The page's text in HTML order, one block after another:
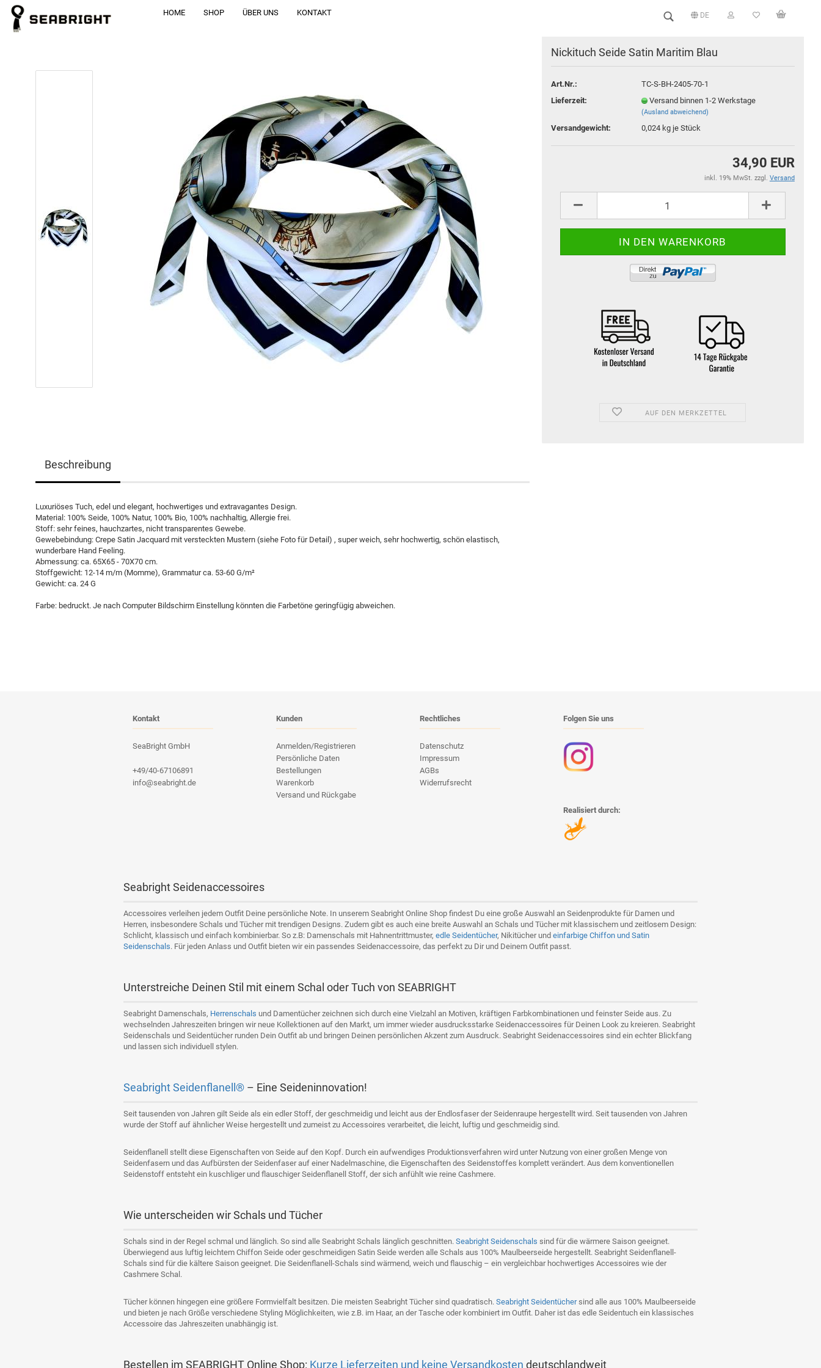
HOME SHOP ÜBER UNS KONTAKT DE
Nickituch Seide Satin Maritim Blau
Art.Nr.:
TC-S-BH-2405-70-1
Lieferzeit:
Versand binnen 1-2 Werkstage
(Ausland abweichend)
Versandgewicht: 0,024kg je Stück
34,90 EUR
inkl. 19% MwSt. zzgl. Versand
AUF DEN MERKZETTEL
Beschreibung
Luxuriöses Tuch, edel und elegant, hochwertiges und extravagantes Design.
Material: 100% Seide, 100% Natur, 100% Bio, 100% nachhaltig, Allergie frei.
Stoff: sehr feines, hauchzartes, nicht transparentes Gewebe.
Gewebebindung: Crepe Satin Jacquard mit versteckten Mustern (siehe Foto für Detail) , super weich, sehr hochwertig, schön elastisch,
wunderbare Hand Feeling.
Abmessung: ca. 65X65 - 70X70 cm.
Stoffgewicht: 12-14 m/m (Momme), Grammatur ca. 53-60 G/m²
Gewicht: ca. 24 G
Farbe: bedruckt. Je nach Computer Bildschirm Einstellung könnten die Farbetöne geringfügig abweichen.
Kontakt
SeaBright GmbH
+49/40-67106891
info@seabright.de
Kunden
Anmelden/Registrieren
Persönliche Daten
Bestellungen
Warenkorb
Versand und Rückgabe
Rechtliches
Datenschutz
Impressum
AGBs
Widerrufsrecht
Folgen Sie uns
Realisiert durch:
Seabright Seidenaccessoires
Accessoires verleihen jedem Outfit Deine persönliche Note. In unserem Seabright Online Shop findest Du eine große Auswahl an Seidenprodukte für Damen und
Herren, insbesondere Schals und Tücher mit trendigen Designs. Zudem gibt es auch eine breite Auswahl an Schals und Tücher mit klassischem und zeitlosem Design:
Schlicht, klassisch und einfach kombinierbar. So z.B: Damenschals mit Hahnentrittmuster, edle Seidentücher, Nikitücher und einfarbige Chiffon und Satin
Seidenschals. Für jeden Anlass und Outfit bieten wir ein passendes Seidenaccessoire, das perfekt zu Dir und Deinem Outfit passt.
Unterstreiche Deinen Stil mit einem Schal oder Tuch von SEABRIGHT
Seabright Damenschals, Herrenschals und Damentücher zeichnen sich durch eine Vielzahl an Motiven, kräftigen Farbkombinationen und feinster Seide aus. Zu
wechselnden Jahreszeiten bringen wir neue Kollektionen auf den Markt, um immer wieder ausdrucksstarke Seidenaccessoires für Deinen Look zu kreieren. Seabright
Seidenschals und Seidentücher runden Dein Outfit ab und bringen Deinen persönlichen Akzent zum Ausdruck. Seabright Seidenaccessoires sind ein echter Blickfang
und lassen sich individuell stylen.
Seabright Seidenflanell® – Eine Seideninnovation!
Seit tausenden von Jahren gilt Seide als ein edler Stoff, der geschmeidig und leicht aus der Endlosfaser der Seidenraupe hergestellt wird. Seit tausenden von Jahren
wurde der Stoff auf ähnlicher Weise hergestellt und zumeist zu Accessoires verarbeitet, die leicht, luftig und geschmeidig sind.
Seidenflanell stellt diese Eigenschaften von Seide auf den Kopf. Durch ein aufwendiges Produktionsverfahren wird unter Nutzung von einer großen Menge von
Seidenfasern und das Aufbürsten der Seidenfaser auf einer Nadelmaschine, die Eigenschaften des Seidenstoffes komplett verändert. Aus dem konventionellen
Seidenstoff entsteht ein kuschliger und flauschiger Seidenflanell Stoff, der sich anfühlt wie reine Cashmere.
Wie unterscheiden wir Schals und Tücher
Schals sind in der Regel schmal und länglich. So sind alle Seabright Schals länglich geschnitten. Seabright Seidenschals sind für die wärmere Saison geeignet.
Überwiegend aus luftig leichtem Chiffon Seide oder geschmeidigen Satin Seide werden alle Schals aus 100% Maulbeerseide hergestellt. Seabright Seidenflanell-
Schals sind für die kältere Saison geeignet. Die Seidenflanell-Schals sind wärmend, weich und flauschig – ein vergleichbar hochwertiges Accessoires wie der
Cashmere Schal.
Tücher können hingegen eine größere Formvielfalt besitzen. Die meisten Seabright Tücher sind quadratisch. Seabright Seidentüchersind alle aus 100% Maulbeerseide
und bieten je nach Größe verschiedene Styling Möglichkeiten, wie z.B. im Haar, an der Tasche oder kombiniert im Outfit. Daher ist das edle Seidentuch ein klassisches
Accessoire das Jahreszeiten unabhängig ist.
Bestellen im SEABRIGHT Online Shop: Kurze Lieferzeiten und keine Versandkosten deutschlandweit